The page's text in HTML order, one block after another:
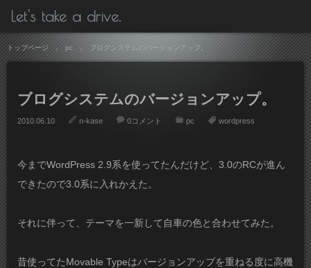
Let's take a drive.
トップページ pc ブログシステムのバージョンアップ。
ブログシステムのバージョンアップ。
2010.06.10 n-kase 0コメント pc wordpress
今までWordPress 2.9系を使ってたんだけど、3.0のRCが進ん
できたので3.0系に入れかえた。
それに伴って、テーマを一新して自車の色と合わせてみた。
昔使ってたMovable Typeはバージョンアップを重ねる度に高機